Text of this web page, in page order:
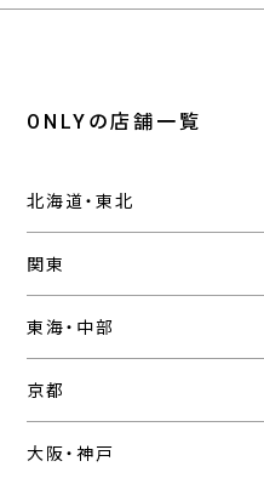
ONLYの店舗一覧
北海道・東北
関東
東海・中部
京都
大阪・神戸